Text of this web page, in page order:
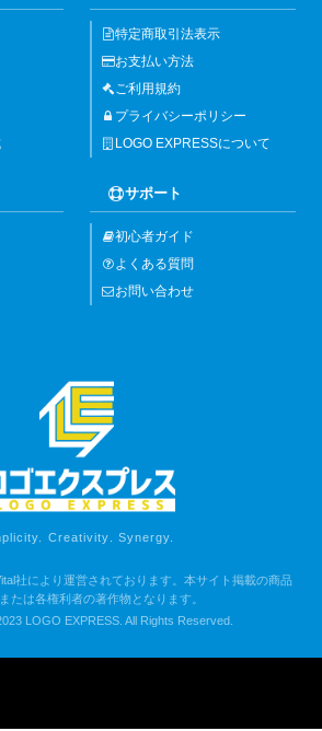
特定商取引法表示
お支払い方法
ご利用規約
プライバシーポリシー
LOGO EXPRESSについて
サポート
初心者ガイド
よくある質問
お問い合わせ
Creativity. Synergy.
社により運営されております。本サイト掲載の商品
たは各権利者の著作物となります。
LOGO EXPRESS. All Rights Reserved.